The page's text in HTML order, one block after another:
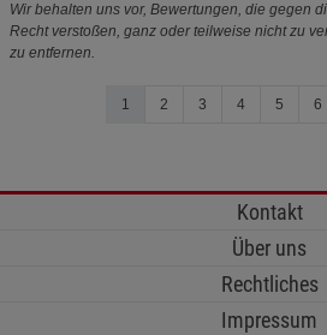
Wir behalten uns vor, Bewertungen, die gegen
Recht verstoßen, ganz oder teilweise nicht zu
zu entfernen.
1 2 3 4 5 6
Kontakt
Über uns
Rechtliches
Impressum